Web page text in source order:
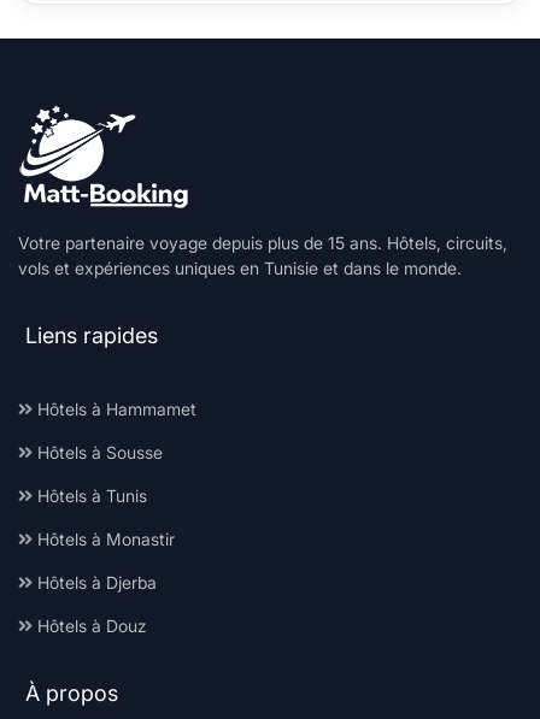
Votre partenaire voyage depuis plus de 15 ans. Hôtels, circuits,
vols et expériences uniques en Tunisie et dans le monde.
Liens rapides
Hôtels à Hammamet
Hôtels à Sousse
Hôtels à Tunis
Hôtels à Monastir
Hôtels à Djerba
Hôtels à Douz
À propos